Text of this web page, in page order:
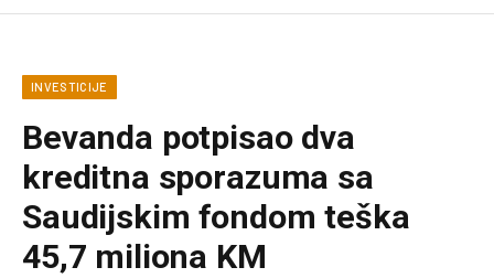
INVESTICIJE
Bevanda potpisao dva
kreditna sporazuma sa
Saudijskim fondom teška
45,7 miliona KM